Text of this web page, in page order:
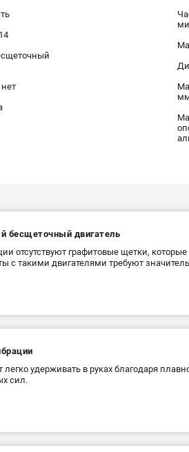
нет
бесщеточный двигатель
отсутствуют графитовые щетки,
с такими двигателями требуют
легко удерживать в руках благодаря
сил.